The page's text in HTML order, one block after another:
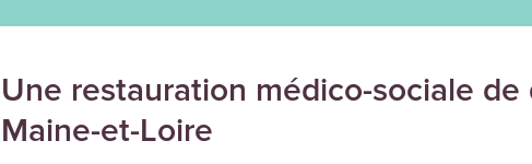
Une restauration médico-sociale de
Maine-et-Loire